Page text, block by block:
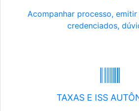
Acompanhar processo,
credenciados,
TAXAS E ISS